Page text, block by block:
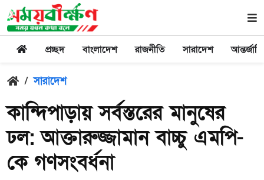
প্রচ্ছদ বাংলাদেশ রাজনীতি সারাদেশ
/ সারাদেশ
কান্দিপাড়ায় সর্বস্তরের মানুষের
ঢল: আক্তারুজ্জামান বাচ্চু এমপি-
কে গণসংবর্ধনা